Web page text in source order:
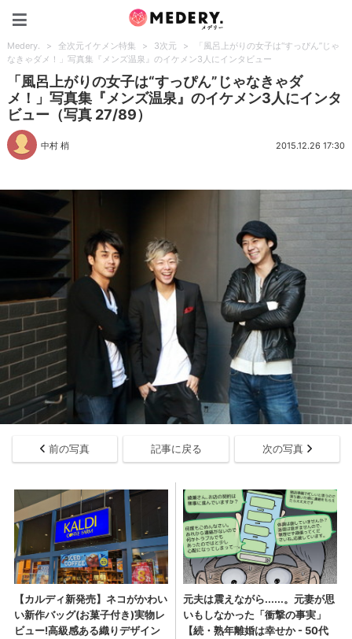
Medery. > 全次元イケメン特集 > 3次元 >
「風呂上がりの女子は“すっぴん”じゃ
なきゃダメ！」写真集『メンズ温泉』のイケメン3人にインタビュー
「風呂上がりの女子は“すっぴん”じゃなきゃダ
メ！」写真集『メンズ温泉』のイケメン3人にインタ
ビュー（写真 27/89）
中村 梢 2015.12.26 17:30
前の写真 記事に戻る 次の写真